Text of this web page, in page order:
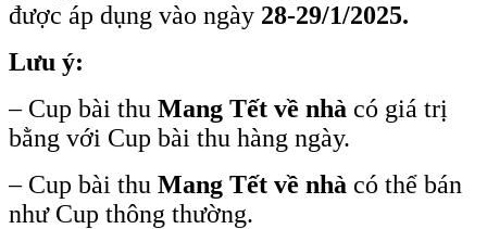
được áp dụng vào ngày 28-29/1/2025.
Lưu ý:
– Cup bài thu Mang Tết về nhà có giá trị
bằng với Cup bài thu hàng ngày.
– Cup bài thu Mang Tết về nhà có thể bán
như Cup thông thường.